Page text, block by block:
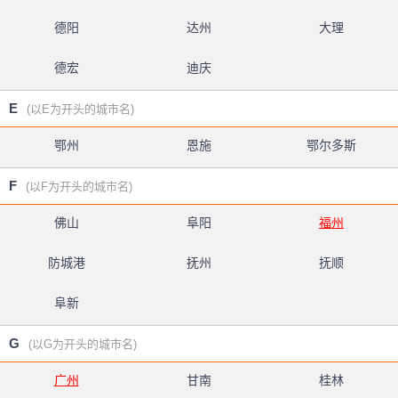
德阳 达州 大理
德宏 迪庆
E (以E为开头的城市名)
鄂州 恩施 鄂尔多斯
F (以F为开头的城市名)
佛山 阜阳 福州
防城港 抚州 抚顺
阜新
G (以G为开头的城市名)
广州 甘南 桂林